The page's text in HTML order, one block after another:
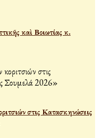
καὶ Βοιωτίας κ.
στις Κατασκηνώσεις